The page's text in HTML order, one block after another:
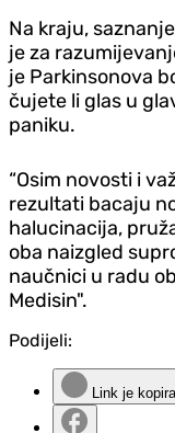
Na kraju,
je za
je Parkinsonova
čujete li glas u
paniku.
“Osim novosti i
rezultati bacaju
halucinacija,
oba naizgled
naučnici u radu
Medisin".
Podijeli:
Link je